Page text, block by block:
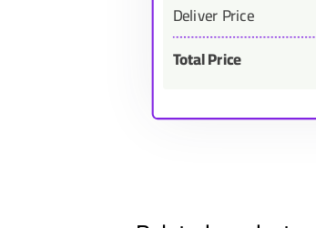
Deliver Price
Total Price